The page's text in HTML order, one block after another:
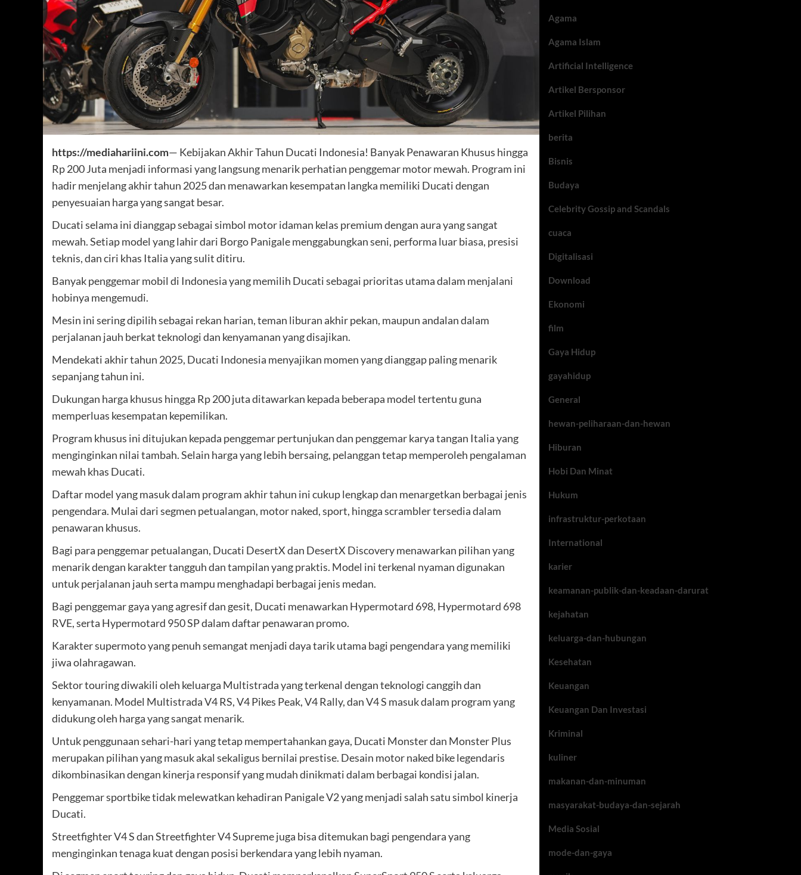
https://mediahariini.com— Kebijakan Akhir Tahun Ducati Indonesia! Banyak Penawaran Khusus hingga
Rp 200 Juta menjadi informasi yang langsung menarik perhatian penggemar motor mewah. Program ini
hadir menjelang akhir tahun 2025 dan menawarkan kesempatan langka memiliki Ducati dengan
penyesuaian harga yang sangat besar.
Ducati selama ini dianggap sebagai simbol motor idaman kelas premium dengan aura yang sangat
mewah. Setiap model yang lahir dari Borgo Panigale menggabungkan seni, performa luar biasa, presisi
teknis, dan ciri khas Italia yang sulit ditiru.
Banyak penggemar mobil di Indonesia yang memilih Ducati sebagai prioritas utama dalam menjalani
hobinya mengemudi.
Mesin ini sering dipilih sebagai rekan harian, teman liburan akhir pekan, maupun andalan dalam
perjalanan jauh berkat teknologi dan kenyamanan yang disajikan.
Mendekati akhir tahun 2025, Ducati Indonesia menyajikan momen yang dianggap paling menarik
sepanjang tahun ini.
Dukungan harga khusus hingga Rp 200 juta ditawarkan kepada beberapa model tertentu guna
memperluas kesempatan kepemilikan.
Program khusus ini ditujukan kepada penggemar pertunjukan dan penggemar karya tangan Italia yang
menginginkan nilai tambah. Selain harga yang lebih bersaing, pelanggan tetap memperoleh pengalaman
mewah khas Ducati.
Daftar model yang masuk dalam program akhir tahun ini cukup lengkap dan menargetkan berbagai jenis
pengendara. Mulai dari segmen petualangan, motor naked, sport, hingga scrambler tersedia dalam
penawaran khusus.
Bagi para penggemar petualangan, Ducati DesertX dan DesertX Discovery menawarkan pilihan yang
menarik dengan karakter tangguh dan tampilan yang praktis. Model ini terkenal nyaman digunakan
untuk perjalanan jauh serta mampu menghadapi berbagai jenis medan.
Bagi penggemar gaya yang agresif dan gesit, Ducati menawarkan Hypermotard 698, Hypermotard 698
RVE, serta Hypermotard 950 SP dalam daftar penawaran promo.
Karakter supermoto yang penuh semangat menjadi daya tarik utama bagi pengendara yang memiliki
jiwa olahragawan.
Sektor touring diwakili oleh keluarga Multistrada yang terkenal dengan teknologi canggih dan
kenyamanan. Model Multistrada V4 RS, V4 Pikes Peak, V4 Rally, dan V4 S masuk dalam program yang
didukung oleh harga yang sangat menarik.
Untuk penggunaan sehari-hari yang tetap mempertahankan gaya, Ducati Monster dan Monster Plus
merupakan pilihan yang masuk akal sekaligus bernilai prestise. Desain motor naked bike legendaris
dikombinasikan dengan kinerja responsif yang mudah dinikmati dalam berbagai kondisi jalan.
Penggemar sportbike tidak melewatkan kehadiran Panigale V2 yang menjadi salah satu simbol kinerja
Ducati.
Streetfighter V4 S dan Streetfighter V4 Supreme juga bisa ditemukan bagi pengendara yang
menginginkan tenaga kuat dengan posisi berkendara yang lebih nyaman.
Agama
Agama Islam
Artificial Intelligence
Artikel Bersponsor
Artikel Pilihan
berita
Bisnis
Budaya
Celebrity Gossip and Scandals
cuaca
Digitalisasi
Download
Ekonomi
film
Gaya Hidup
gayahidup
General
hewan-peliharaan-dan-hewan
Hiburan
Hobi Dan Minat
Hukum
infrastruktur-perkotaan
International
karier
keamanan-publik-dan-keadaan-darurat
kejahatan
keluarga-dan-hubungan
Kesehatan
Keuangan
Keuangan Dan Investasi
Kriminal
kuliner
makanan-dan-minuman
masyarakat-budaya-dan-sejarah
Media Sosial
mode-dan-gaya